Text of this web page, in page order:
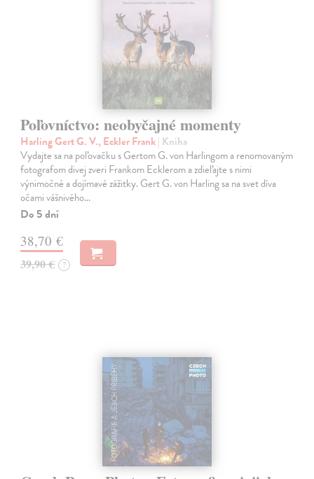
Poľovníctvo: neobyčajné momenty
Harling Gert G. V., Eckler Frank| Kniha
Vydajte sa na poľovačku s Gertom G. von Harlingom a renomovaným
fotografom divej zveri Frankom Ecklerom a zdieľajte s nimi
výnimočné a dojímavé zážitky. Gert G. von Harling sa na svet díva
očami vášnivého…
Do 5 dní
38,70 €
39,90 € ?